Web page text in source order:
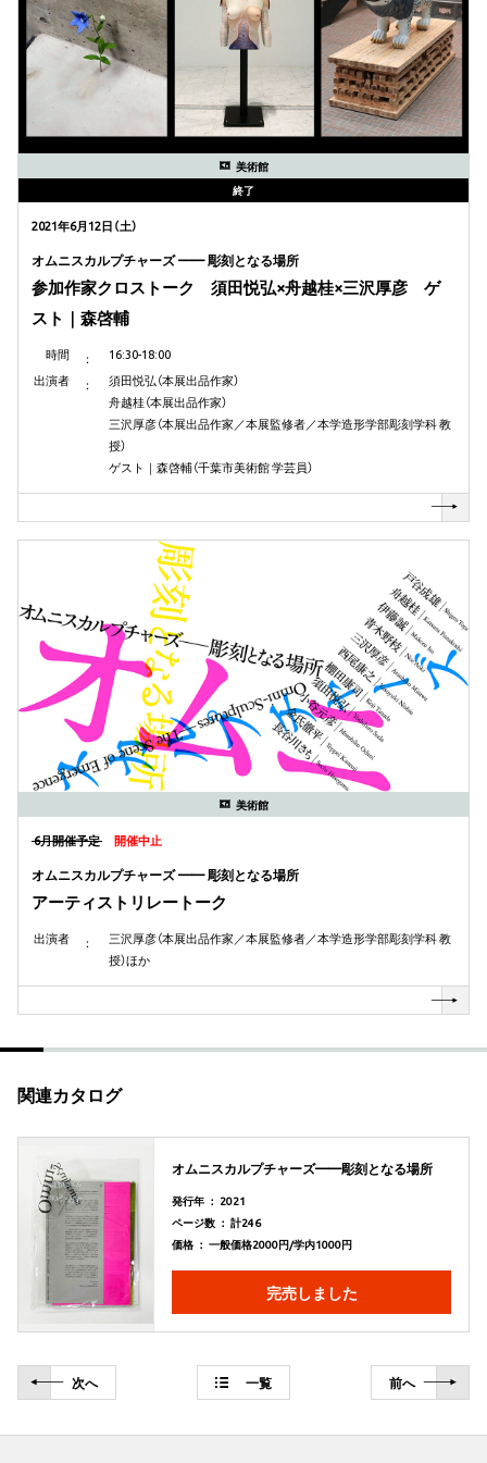
美術館
終了
2021年6月12日（土）
オムニスカルプチャーズ —— 彫刻となる場所
参加作家クロストーク 須田悦弘×舟越桂×三沢厚彦 ゲ
スト｜森啓輔
時間
16:30-18:00
出演者
須田悦弘（本展出品作家）
舟越桂（本展出品作家）
三沢厚彦（本展出品作家／本展監修者／本学造形学部彫刻学科 教
授）
ゲスト｜森啓輔（千葉市美術館 学芸員）
美術館
6月開催予定 開催中止
オムニスカルプチャーズ —— 彫刻となる場所
アーティストリレートーク
出演者
三沢厚彦（本展出品作家／本展監修者／本学造形学部彫刻学科 教
授）ほか
関連カタログ
オムニスカルプチャーズ——彫刻となる場所
発行年 ： 2021
ページ数 ： 計246
価格 ： 一般価格2000円/学内1000円
完売しました
次へ 一覧 前へ